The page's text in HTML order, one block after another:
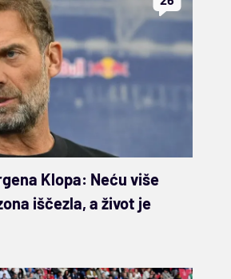
Klopa: Neću više
iščezla, a život je